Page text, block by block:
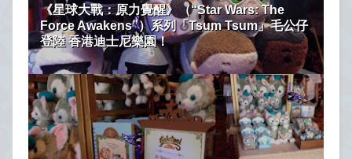
《星球大戰：原力覺醒》（“Star Wars: The
Force Awakens”）系列「Tsum Tsum」毛公仔
登陸 香港迪士尼樂園！